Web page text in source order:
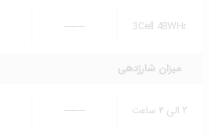
3Cell 48WHr
-------
میزان شارژدهی
۲ الی ۴ ساعت -------